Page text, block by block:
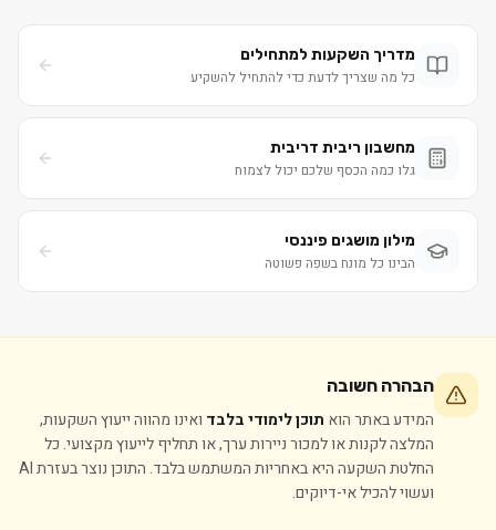
מדריך השקעות למתחילים
כל מה שצריך לדעת כדי להתחיל להשקיע
מחשבון ריבית דריבית
גלו כמה הכסף שלכם יכול לצמוח
מילון מושגים פיננסי
הבינו כל מונח בשפה פשוטה
הבהרה חשובה
המידע באתר הוא תוכן לימודי בלבד ואינו מהווה ייעוץ השקעות,
המלצה לקנות או למכור ניירות ערך, או תחליף לייעוץ מקצועי. כל
החלטת השקעה היא באחריות המשתמש בלבד. התוכן נוצר בעזרת AI
ועשוי להכיל אי-דיוקים.